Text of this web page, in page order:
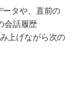
タや、直前の
会話履歴
上げながら次の